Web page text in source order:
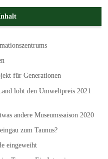
für Generationen
lobt den Umweltpreis 2021
andere Museumssaison 2020
zum Taunus?
eingeweiht